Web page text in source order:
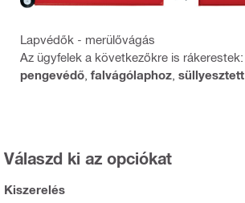
Lapvédők - merülővágás
Az ügyfelek a következőkre is rákerestek:
pengevédő falvágólaphoz süllyesztett
Válaszd ki az opciókat
Kiszerelés